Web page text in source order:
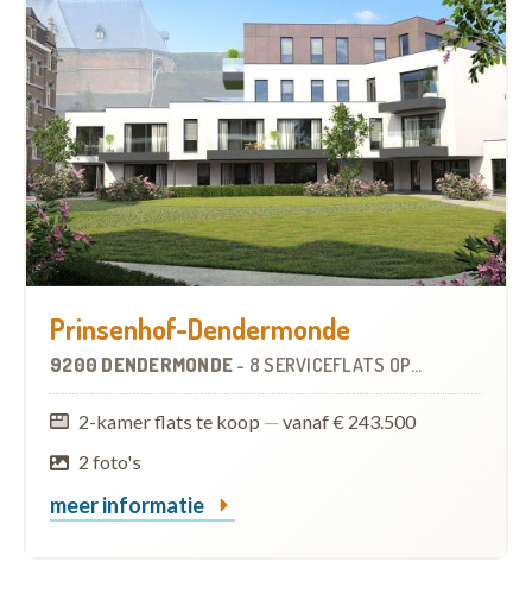
Prinsenhof-Dendermonde
9200 DENDERMONDE - 8 SERVICEFLATS OP 0.4 KM
2-kamer flats te koop — vanaf € 243.500
2 foto's
meer informatie